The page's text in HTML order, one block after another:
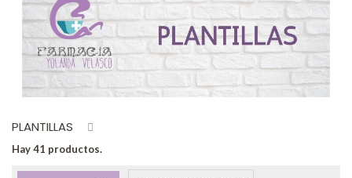
PLANTILLAS
Hay 41 productos.